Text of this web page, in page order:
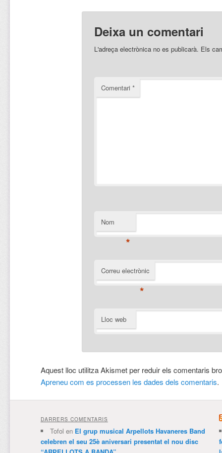
Deixa un comentari
L'adreça electrònica no es publicarà. Els
Comentari *
Nom
*
Correu electrònic
*
Lloc web
Aquest lloc utilitza Akismet per reduir els comentaris
Apreneu com es processen les dades dels comentaris.
DARRERS COMENTARIS
Tofol en El grup musical Arpellots Havaneres Band
celebren el seu 25è aniversari presentat el nou disc